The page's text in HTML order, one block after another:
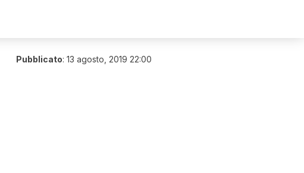
Pubblicato: 13 agosto, 2019 22:00